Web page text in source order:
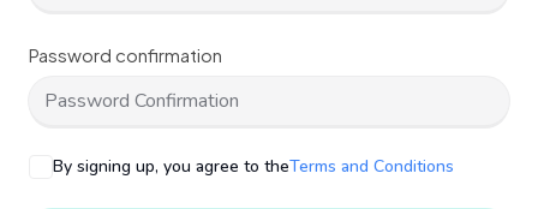
Password confirmation
By signing up, you agree to theTerms and Conditions